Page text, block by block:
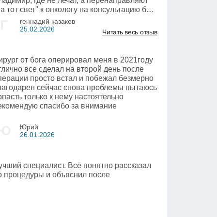
тот свет" к онкологу на консультацию без
Дерявиной М.А за проведенную
геннадий казаков
25.02.2026
Читать весь отзыв
от бога оперировал меня в 2021году
все сделал на второй день после
просто встал и побежал безмерно
сейчас снова проблемы пытаюсь
только к нему настоятельно
спасибо за внимание
Юрий
26.01.2026
специалист. Всё понятно рассказал
процедуры и объяснил после